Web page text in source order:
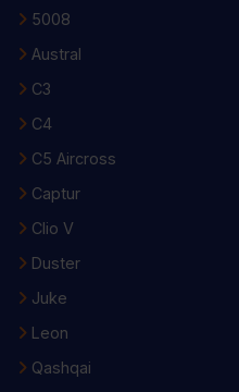
5008
Austral
C3
C4
C5 Aircross
Captur
Clio V
Duster
Juke
Leon
Qashqai